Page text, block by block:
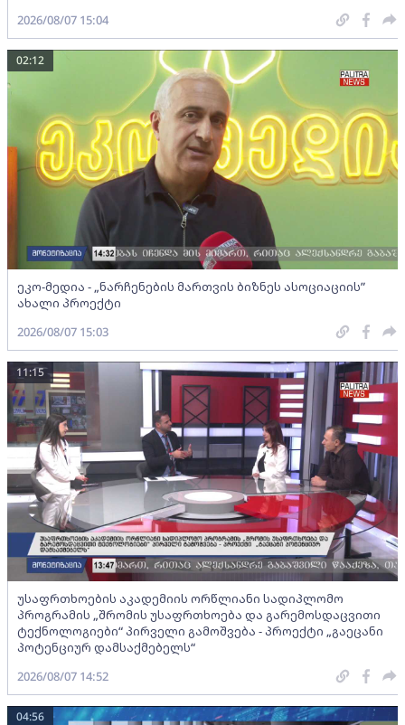
2026/08/07 15:04
ეკო-მედია - „ნარჩენების მართვის ბიზნეს ასოციაციის”
ახალი პროექტი
02:12
2026/08/07 15:03
უსაფრთხოების აკადემიის ორწლიანი სადიპლომო
პროგრამის „შრომის უსაფრთხოება და გარემოსდაცვითი
ტექნოლოგიები“ პირველი გამოშვება - პროექტი „გაეცანი
პოტენციურ დამსაქმებელს“
11:15
2026/08/07 14:52
04:56